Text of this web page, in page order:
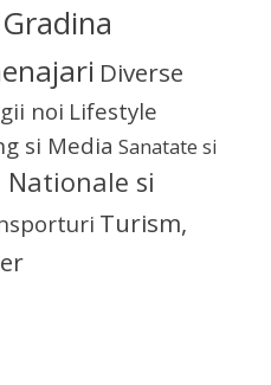
Diverse
noi Lifestyle
si Media Sanatate si
Nationale si
Turism,